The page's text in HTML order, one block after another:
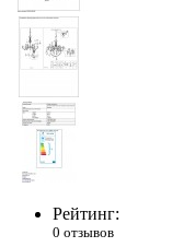
Рейтинг:
0 отзывов